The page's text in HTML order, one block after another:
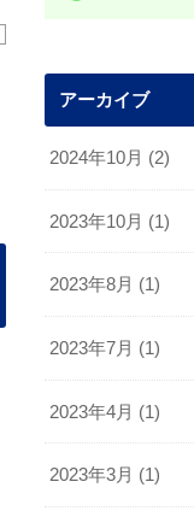
アーカイブ
2024年10月 (2)
2023年10月 (1)
2023年8月 (1)
2023年7月 (1)
2023年4月 (1)
2023年3月 (1)